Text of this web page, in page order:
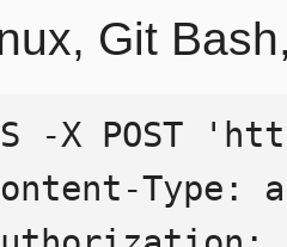
Git
-X POST